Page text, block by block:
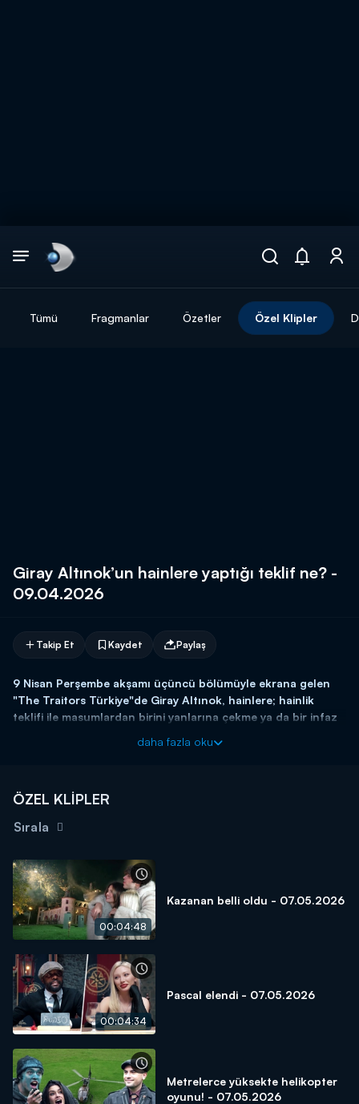
Tümü Fragmanlar Özetler Özel Klipler
Giray Altınok’un hainlere yaptığı teklif ne? -
09.04.2026
Takip Et Kaydet Paylaş
9 Nisan Perşembe akşamı üçüncü bölümüyle ekrana gelen
"The Traitors Türkiye"de Giray Altınok, hainlere; hainlik
teklifi ile masumlardan birini yanlarına çekme ya da bir infaz
The Traitors Türkiye’nin Digital Adresi Prime Video
daha fazla oku
ÖZEL KLİPLER
Sırala
00:04:48
Kazanan belli oldu - 07.05.2026
00:04:34
Pascal elendi - 07.05.2026
Metrelerce yüksekte helikopter
oyunu! - 07.05.2026